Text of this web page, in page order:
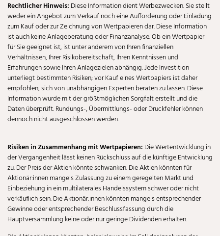
Rechtlicher Hinweis: Diese Information dient Werbezwecken. Sie stellt
weder ein Angebot zum Verkauf noch eine Aufforderung oder Einladung
zum Kauf oder zur Zeichnung von Wertpapieren dar. Diese Information
ist auch keine Anlageberatung oder Finanzanalyse. Ob ein Wertpapier
für Sie geeignet ist, ist unter anderem von Ihren finanziellen
Verhältnissen, Ihrer Risikobereitschaft, Ihren Kenntnissen und
Erfahrungen sowie Ihren Anlagezielen abhängig. Jede Investition
unterliegt bestimmten Risiken; vor Kauf eines Wertpapiers ist daher
empfohlen, sich von unabhängigen Experten beraten zu lassen. Diese
Information wurde mit der größtmöglichen Sorgfalt erstellt und die
Daten überprüft. Rundungs-, Übermittlungs- oder Druckfehler können
dennoch nicht ausgeschlossen werden.
Risiken in Zusammenhang mit Wertpapieren: Die Wertentwicklung in
der Vergangenheit lässt keinen Rückschluss auf die künftige Entwicklung
zu. Der Preis der Aktien könnte schwanken. Die Aktien könnten für
Aktionär:innen mangels Zulassung zu einem geregelten Markt und
Einbeziehung in ein multilaterales Handelssystem schwer oder nicht
verkäuflich sein. Die Aktionär:innen könnten mangels entsprechender
Gewinne oder entsprechender Beschlussfassung durch die
Hauptversammlung keine oder nur geringe Dividenden erhalten.